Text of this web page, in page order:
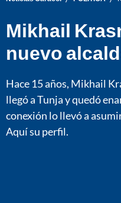
Mikhail
nuevo
Hace 15 años, Mikhail
llegó a Tunja y quedó
conexión lo llevó a
Aquí su perfil.